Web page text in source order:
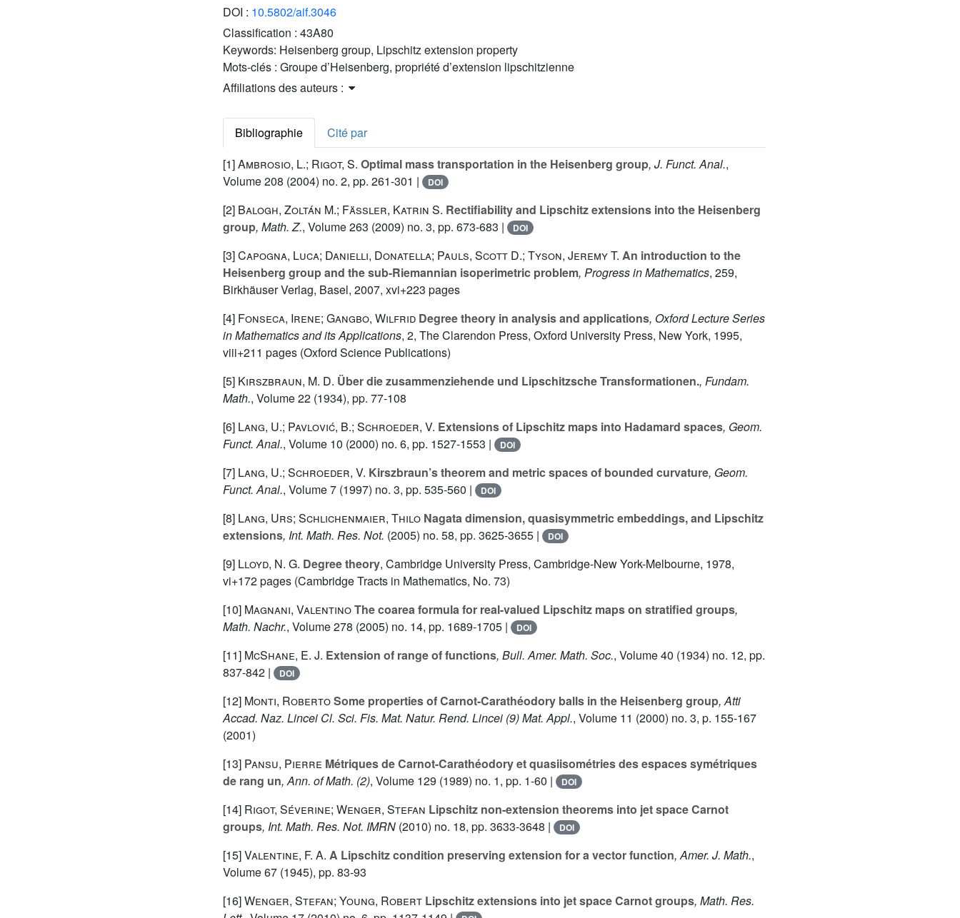
DOI : 10.5802/aif.3046
Classification : 43A80
Keywords: Heisenberg group, Lipschitz extension property
Mots-clés : Groupe d’Heisenberg, propriété d’extension lipschitzienne
Affiliations des auteurs :
Bibliographie
Cité par
[1]Ambrosio, L.; Rigot, S. Optimal mass transportation in the Heisenberg group, J. Funct. Anal.,
Volume 208 (2004) no. 2, pp. 261-301 | DOI
[2] Balogh, Zoltán M.; Fässler, Katrin S. Rectifiability and Lipschitz extensions into the Heisenberg
group, Math. Z., Volume 263 (2009) no. 3, pp. 673-683 | DOI
[3]Capogna, Luca; Danielli, Donatella; Pauls, Scott D.; Tyson, Jeremy T. An introduction to the
Heisenberg group and the sub-Riemannian isoperimetric problem, Progress in Mathematics, 259,
Birkhäuser Verlag, Basel, 2007, xvi+223 pages
[4] Fonseca, Irene; Gangbo, Wilfrid Degree theory in analysis and applications, Oxford Lecture Series
in Mathematics and its Applications, 2, The Clarendon Press, Oxford University Press, New York, 1995,
viii+211 pages (Oxford Science Publications)
[5] Kirszbraun, M. D. Über die zusammenziehende und Lipschitzsche Transformationen., Fundam.
Math., Volume 22 (1934), pp. 77-108
[6] Lang, U.; Pavlović, B.; Schroeder, V. Extensions of Lipschitz maps into Hadamard spaces, Geom.
Funct. Anal., Volume 10 (2000) no. 6, pp. 1527-1553 | DOI
[7] Lang, U.; Schroeder, V. Kirszbraun’s theorem and metric spaces of bounded curvature, Geom.
Funct. Anal., Volume 7 (1997) no. 3, pp. 535-560 | DOI
[8] Lang, Urs; Schlichenmaier, Thilo Nagata dimension, quasisymmetric embeddings, and Lipschitz
extensions, Int. Math. Res. Not. (2005) no. 58, pp. 3625-3655 | DOI
[9] Lloyd, N. G. Degree theory, Cambridge University Press, Cambridge-New York-Melbourne, 1978,
vi+172 pages (Cambridge Tracts in Mathematics, No. 73)
[10] Magnani, ValentinoThe coarea formula for real-valued Lipschitz maps on stratified groups,
Math. Nachr., Volume 278 (2005) no. 14, pp. 1689-1705 | DOI
[11] McShane, E. J. Extension of range of functions, Bull. Amer. Math. Soc., Volume 40 (1934) no. 12, pp.
837-842 |
DOI
[12] Monti, RobertoSome properties of Carnot-Carathéodory balls in the Heisenberg group, Atti
Accad. Naz. Lincei Cl. Sci. Fis. Mat. Natur. Rend. Lincei (9) Mat. Appl., Volume 11 (2000) no. 3, p. 155-167
(2001)
[13] Pansu, Pierre Métriques de Carnot-Carathéodory et quasiisométries des espaces symétriques
de rang un, Ann. of Math. (2), Volume 129 (1989) no. 1, pp. 1-60 | DOI
[14] Rigot, Séverine; Wenger, Stefan Lipschitz non-extension theorems into jet space Carnot
groups, Int. Math. Res. Not. IMRN (2010) no. 18, pp. 3633-3648 | DOI
[15]Valentine, F. A. A Lipschitz condition preserving extension for a vector function, Amer. J. Math.,
Volume 67 (1945), pp. 83-93
[16]Wenger, Stefan; Young, Robert Lipschitz extensions into jet space Carnot groups, Math. Res.